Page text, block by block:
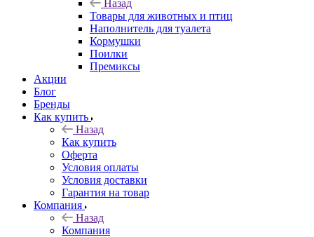
Назад
Товары для животных и птиц
Наполнитель для туалета
Кормушки
Поилки
Премиксы
Акции
Блог
Бренды
Как купить
Назад
Как купить
Оферта
Условия оплаты
Условия доставки
Гарантия на товар
Компания
Назад
Компания